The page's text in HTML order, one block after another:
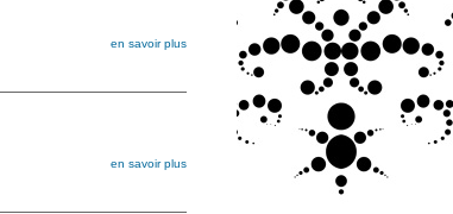
en savoir plus
en savoir plus